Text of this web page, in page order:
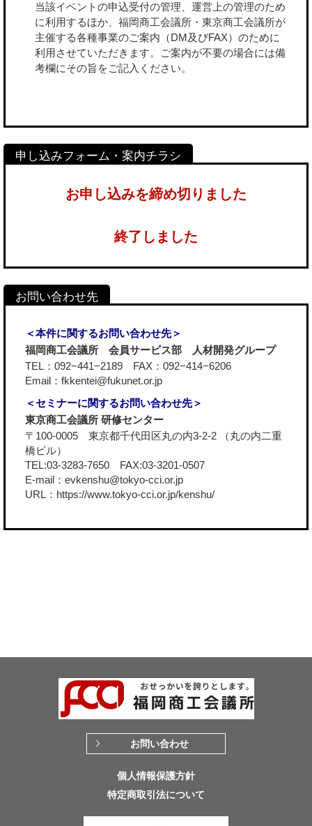
当該イベントの申込受付の管理、運営上の管理のため
に利用するほか、福岡商工会議所・東京商工会議所が
主催する各種事業のご案内（DM及びFAX）のために
利用させていただきます。ご案内が不要の場合には備
考欄にその旨をご記入ください。
お申し込みを締め切りました
終了しました
＜本件に関するお問い合わせ先＞
福岡商工会議所 会員サービス部 人材開発グループ
TEL：092−441−2189 FAX：092−414−6206
Email：fkkentei@fukunet.or.jp
＜セミナーに関するお問い合わせ先＞
東京商工会議所 研修センター
〒100-0005 東京都千代田区丸の内3-2-2 （丸の内二重
橋ビル）
TEL:03-3283-7650 FAX:03-3201-0507
E-mail：evkenshu@tokyo-cci.or.jp
URL： https://www.tokyo-cci.or.jp/kenshu/
お問い合わせ
個人情報保護方針
特定商取引法について